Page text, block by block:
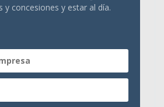
y concesiones y estar al día.